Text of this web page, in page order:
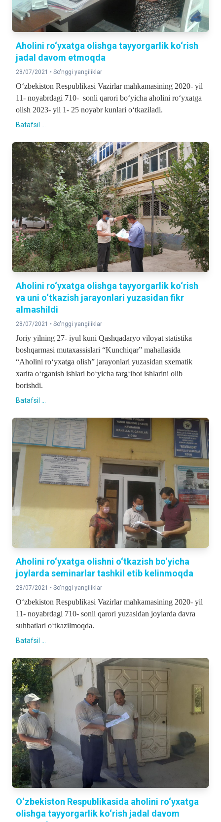
Aholini ro‘yxatga olishga tayyorgarlik ko‘rish
jadal davom etmoqda
28/07/2021 • So'nggi yangiliklar
O‘zbekiston Respublikasi Vazirlar mahkamasining 2020- yil
11- noyabrdagi 710- sonli qarori bo‘yicha aholini ro‘yxatga
olish 2023- yil 1- 25 noyabr kunlari o‘tkaziladi.
Batafsil ...
Aholini ro‘yxatga olishga tayyorgarlik ko‘rish
va uni o‘tkazish jarayonlari yuzasidan fikr
almashildi
28/07/2021 • So'nggi yangiliklar
Joriy yilning 27- iyul kuni Qashqadaryo viloyat statistika
boshqarmasi mutaxassislari “Kunchiqar” mahallasida
“Aholini ro‘yxatga olish” jarayonlari yuzasidan sxematik
xarita o‘rganish ishlari bo‘yicha targ‘ibot ishlarini olib
borishdi.
Batafsil ...
Aholini ro‘yxatga olishni o‘tkazish bo‘yicha
joylarda seminarlar tashkil etib kelinmoqda
28/07/2021 • So'nggi yangiliklar
O‘zbekiston Respublikasi Vazirlar mahkamasining 2020- yil
11- noyabrdagi 710- sonli qarori yuzasidan joylarda davra
suhbatlari o‘tkazilmoqda.
Batafsil ...
O‘zbekiston Respublikasida aholini ro‘yxatga
olishga tayyorgarlik ko‘rish jadal davom